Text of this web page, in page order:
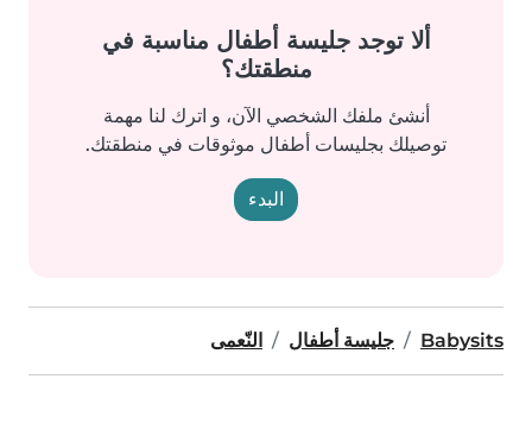
ألا توجد جليسة أطفال مناسبة في
منطقتك؟
أنشئ ملفك الشخصي الآن، و اترك لنا مهمة
توصيلك بجليسات أطفال موثوقات في منطقتك.
البدء
Babysits جليسة أطفال النّعمى